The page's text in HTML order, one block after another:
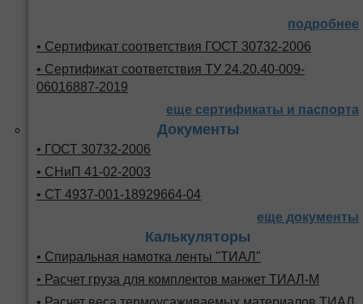
подробнее
• Сертификат соответствия ГОСТ 30732-2006
• Сертификат соответствия ТУ 24.20.40-009-
06016887-2019
еще сертификаты и паспорта
Документы
• ГОСТ 30732-2006
• СНиП 41-02-2003
• СТ 4937-001-18929664-04
еще документы
Калькуляторы
• Спиральная намотка ленты "ТИАЛ"
• Расчет груза для комплектов манжет ТИАЛ-М